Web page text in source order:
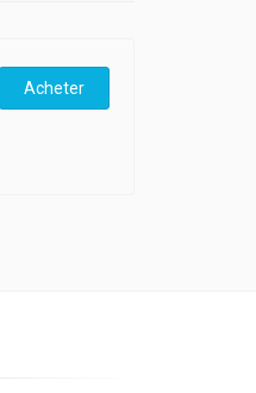
Acheter